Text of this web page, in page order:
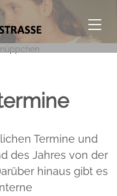
Termine und
des Jahres von der
hinaus gibt es